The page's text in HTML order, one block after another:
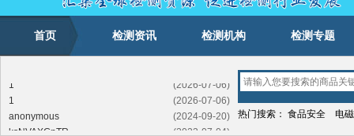
首页 检测资讯 检测机构 检测专题
1
(2026-07-06)
1
(2026-07-06)
anonymous
(2024-09-20)
ksNVAXGnTR
(2023-07-04)
热门搜索： 食品安全 电